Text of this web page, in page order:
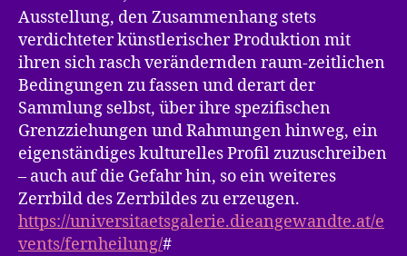
Ausstellung, den Zusammenhang stets
verdichteter künstlerischer Produktion mit
ihren sich rasch verändernden raum-zeitlichen
Bedingungen zu fassen und derart der
Sammlung selbst, über ihre spezifischen
Grenzziehungen und Rahmungen hinweg, ein
eigenständiges kulturelles Profil zuzuschreiben
– auch auf die Gefahr hin, so ein weiteres
Zerrbild des Zerrbildes zu erzeugen.
https://universitaetsgalerie.dieangewandte.at/e
vents/fernheilung/#